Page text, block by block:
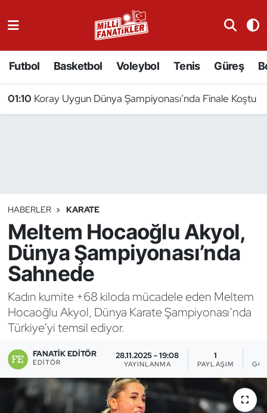
Futbol Basketbol Voleybol Tenis Güreş
01:10 Koray Uygun Dünya Şampiyonası’nda Finale Koştu
HABERLER KARATE
Meltem Hocaoğlu Akyol,
Dünya Şampiyonası’nda
Sahnede
Kadın kumite +68 kiloda mücadele eden Meltem
Hocaoğlu Akyol, Dünya Karate Şampiyonası’nda
Türkiye’yi temsil ediyor.
FANATIK EDITÖR
EDITÖR
28.11.2025 - 19:08
YAYINLANMA
1
PAYLAŞIM
Badminton
Binicilik
Bisiklet
Bocce Bowling Dart
Boks
Briç
Buz Hokeyi